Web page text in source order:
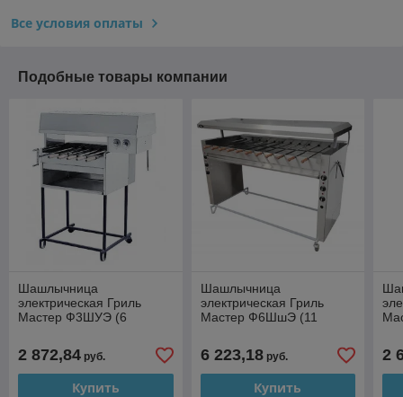
Все условия оплаты
Подобные товары компании
Шашлычница
электрическая Гриль
Мастер Ф3ШУЭ (6
2 872,84 руб.
Купить
Шашлычница
электрическая Гриль
Мастер Ф6ШшЭ (11
6 223,18руб.
Купить
2